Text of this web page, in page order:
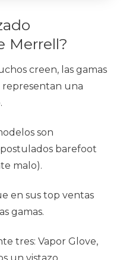
Merrell?
creen, las gamas
representan una
son
barefoot
malo).
en sus top ventas
gamas.
tres: Vapor Glove,